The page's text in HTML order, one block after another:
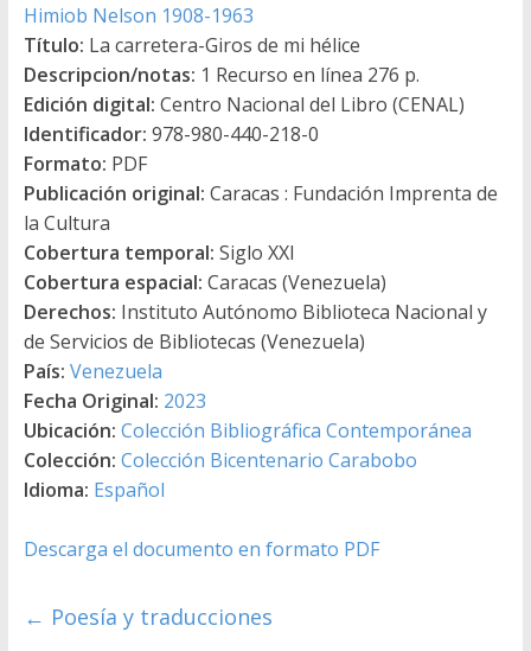
Himiob Nelson 1908-1963
Título: La carretera-Giros de mi hélice
Descripcion/notas: 1 Recurso en línea 276 p.
Edición digital: Centro Nacional del Libro (CENAL)
Identificador: 978-980-440-218-0
Formato: PDF
Publicación original: Caracas : Fundación Imprenta de
la Cultura
Cobertura temporal: Siglo XXI
Cobertura espacial: Caracas (Venezuela)
Derechos: Instituto Autónomo Biblioteca Nacional y
de Servicios de Bibliotecas (Venezuela)
País: Venezuela
Fecha Original: 2023
Ubicación: Colección Bibliográfica Contemporánea
Colección: Colección Bicentenario Carabobo
Idioma: Español
Descarga el documento en formato PDF
← Poesía y traducciones